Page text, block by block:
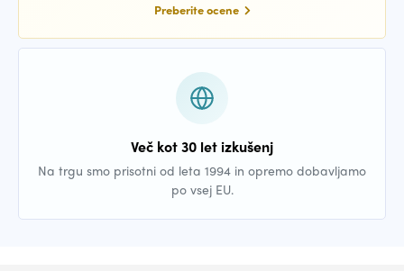
Preberite ocene
Več kot 30 let izkušenj
Na trgu smo prisotni od leta 1994 in opremo dobavljamo
po vsej EU.